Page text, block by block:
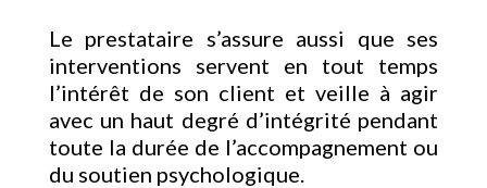
Le prestataire s’assure aussi que ses
interventions servent en tout temps
l’intérêt de son client et veille à agir
avec un haut degré d’intégrité pendant
toute la durée de l’accompagnement ou
du soutien psychologique.